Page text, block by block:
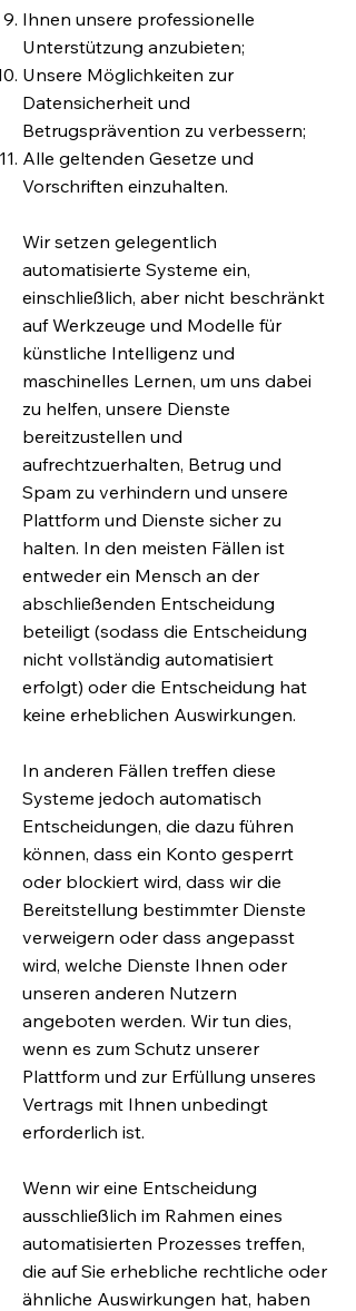
Ihnen unsere professionelle
Unterstützung anzubieten;
Unsere Möglichkeiten zur
Datensicherheit und
Betrugsprävention zu verbessern;
Alle geltenden Gesetze und
Vorschriften einzuhalten.
Wir setzen gelegentlich
automatisierte Systeme ein,
einschließlich, aber nicht beschränkt
auf Werkzeuge und Modelle für
künstliche Intelligenz und
maschinelles Lernen, um uns dabei
zu helfen, unsere Dienste
bereitzustellen und
aufrechtzuerhalten, Betrug und
Spam zu verhindern und unsere
Plattform und Dienste sicher zu
halten. In den meisten Fällen ist
entweder ein Mensch an der
abschließenden Entscheidung
beteiligt (sodass die Entscheidung
nicht vollständig automatisiert
erfolgt) oder die Entscheidung hat
keine erheblichen Auswirkungen.
In anderen Fällen treffen diese
Systeme jedoch automatisch
Entscheidungen, die dazu führen
können, dass ein Konto gesperrt
oder blockiert wird, dass wir die
Bereitstellung bestimmter Dienste
verweigern oder dass angepasst
wird, welche Dienste Ihnen oder
unseren anderen Nutzern
angeboten werden. Wir tun dies,
wenn es zum Schutz unserer
Plattform und zur Erfüllung unseres
Vertrags mit Ihnen unbedingt
erforderlich ist.
Wenn wir eine Entscheidung
ausschließlich im Rahmen eines
automatisierten Prozesses treffen,
die auf Sie erhebliche rechtliche oder
ähnliche Auswirkungen hat, haben